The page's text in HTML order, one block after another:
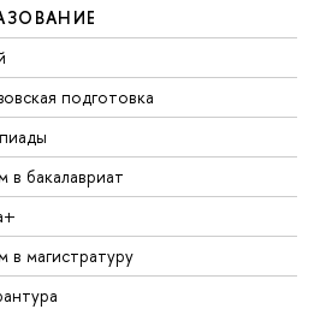
подготовка
в бакалавриат
в магистратуру